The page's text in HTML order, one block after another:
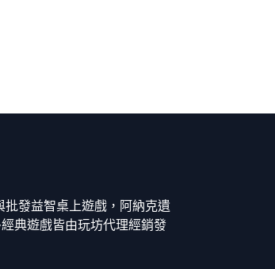
發益智桌上遊戲，阿納克遺
典遊戲皆由玩坊代理經銷發